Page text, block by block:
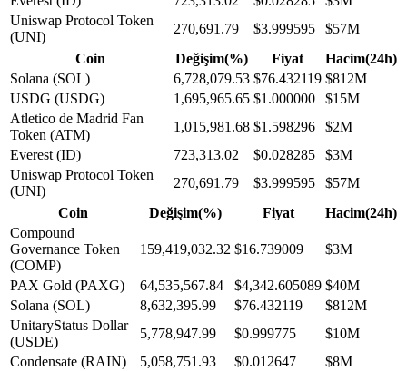
Uniswap Protocol Token
(UNI)
270,691.79 $3.999595
$57M
Coin
Değişim(%) Fiyat
Hacim(24h)
Solana (SOL)
6,728,079.53 $76.432119 $812M
USDG (USDG)
1,695,965.65 $1.000000
$15M
Atletico de Madrid Fan
Token (ATM)
1,015,981.68 $1.598296
$2M
Everest (ID)
723,313.02 $0.028285
$3M
Uniswap Protocol Token
(UNI)
270,691.79 $3.999595
$57M
Coin
Değişim(%) Fiyat
Hacim(24h)
Compound
Governance Token
(COMP)
159,419,032.32 $16.739009 $3M
PAX Gold (PAXG) 64,535,567.84 $4,342.605089 $40M
Solana (SOL)
8,632,395.99 $76.432119
$812M
UnitaryStatus Dollar
(USDE)
5,778,947.99 $0.999775
$10M
Condensate (RAIN)
5,058,751.93 $0.012647 $8M